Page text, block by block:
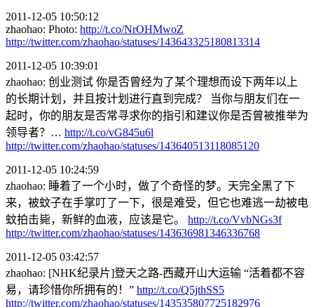
2011-12-05 10:50:12
zhaohao: Photo: http://t.co/NrOHMwoZ
http://twitter.com/zhaohao/statuses/143643325180813314
2011-12-05 10:39:01
zhaohao: 创业测试 你是否曾经为了某个理想而设下两年以上
的长期计划，并且按计划进行直到完成？ 当你与朋友们在一
起时，你的朋友是否常寻求你的指引和建议你是否曾被推举为
领导者？… http://t.co/vG845u6l
http://twitter.com/zhaohao/statuses/143640513118085120
2011-12-05 10:24:59
zhaohao: 睡着了一个小时，做了个奇怪的梦。天完全黑了下
来，被蚊子在手掌叮了一下，很是难受，但它也难逃一劫被电
蚊拍击毙，新鲜的血液，应该是它。 http://t.co/VvbNGs3f
http://twitter.com/zhaohao/statuses/143636981346336768
2011-12-05 03:42:57
zhaohao: [NHK纪录片]登天之路-西藏开山大运输 “活着都不容
易，请珍惜你所拥有的！” http://t.co/Q5jthSS5
http://twitter.com/zhaohao/statuses/143535807725182976